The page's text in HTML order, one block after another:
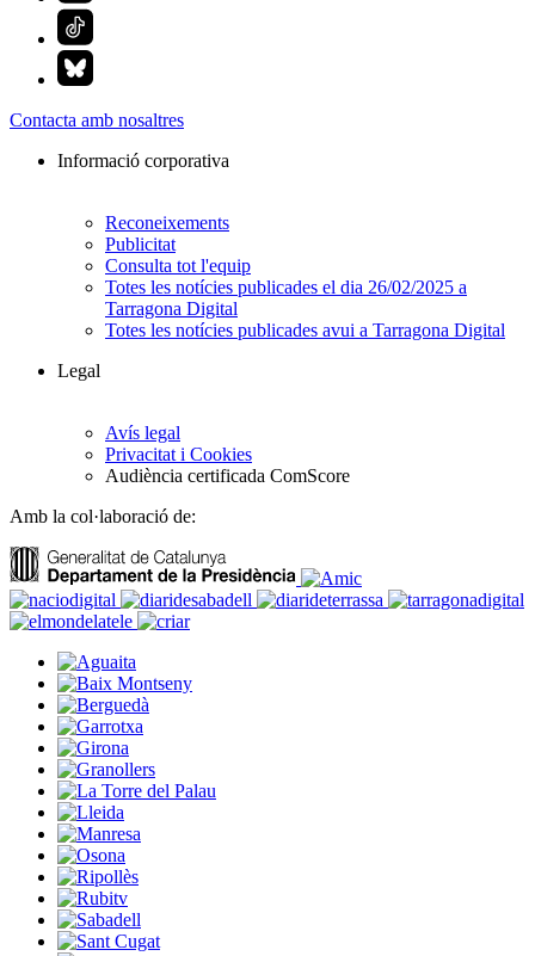
Contacta amb nosaltres
Informació corporativa
Reconeixements
Publicitat
Consulta tot l'equip
Totes les notícies publicades el dia 26/02/2025 a
Tarragona Digital
Totes les notícies publicades avui a Tarragona Digital
Legal
Avís legal
Privacitat i Cookies
Audiència certificada ComScore
Amb la col·laboració de: